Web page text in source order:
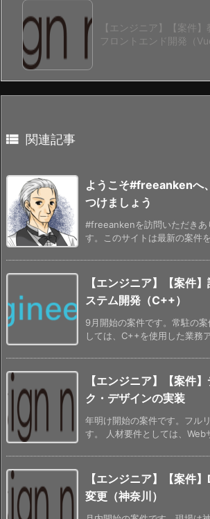
【エンジニア】【案件
フロントエンド開発（
 関連記事
ようこそ#freeankenへ
つけましょう
#freeankenを訪問いただきあ
す。このサイトは最新の案件
【エンジニア】【案件
ステム開発（C++）
9月開始の案件です。常駐の
しては、C++を使用した業務
【エンジニア】【案件
ク・デザインの実装
年明け開始の案件です。フル
す。 人材要件としては、Web
【エンジニア】【案件
変更（神奈川）